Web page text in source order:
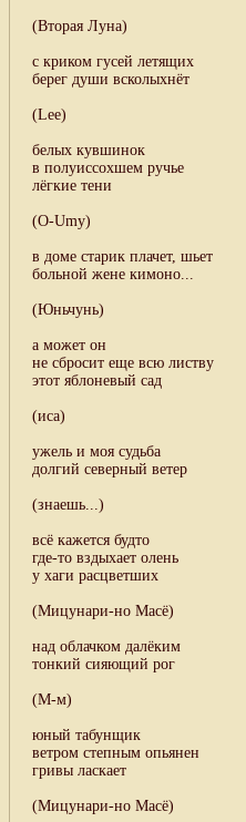
(Вторая Луна)
с криком гусей летящих
берег души всколыхнёт
(Lee)
белых кувшинок
в полуиссохшем ручье
лёгкие тени
(O-Umy)
в доме старик плачет, шьет
больной жене кимоно...
(Юньчунь)
а может он
не сбросит еще всю листву
этот яблоневый сад
(иса)
ужель и моя судьба
долгий северный ветер
(знаешь...)
всё кажется будто
где-то вздыхает олень
у хаги расцветших
(Мицунари-но Масё)
над облачком далёким
тонкий сияющий рог
(М-м)
юный табунщик
ветром степным опьянен
гривы ласкает
(Мицунари-но Масё)